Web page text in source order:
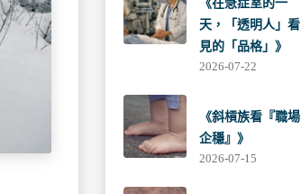
天，「透明人」看
見的「品格」》
2026-07-22
《斜槓族看『職場
企穩』》
2026-07-15